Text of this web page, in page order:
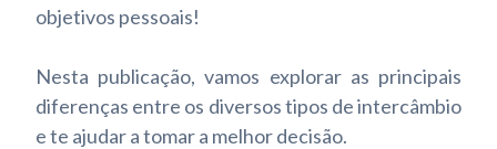
objetivos pessoais!
Nesta publicação, vamos explorar as principais
diferenças entre os diversos tipos de intercâmbio
e te ajudar a tomar a melhor decisão.